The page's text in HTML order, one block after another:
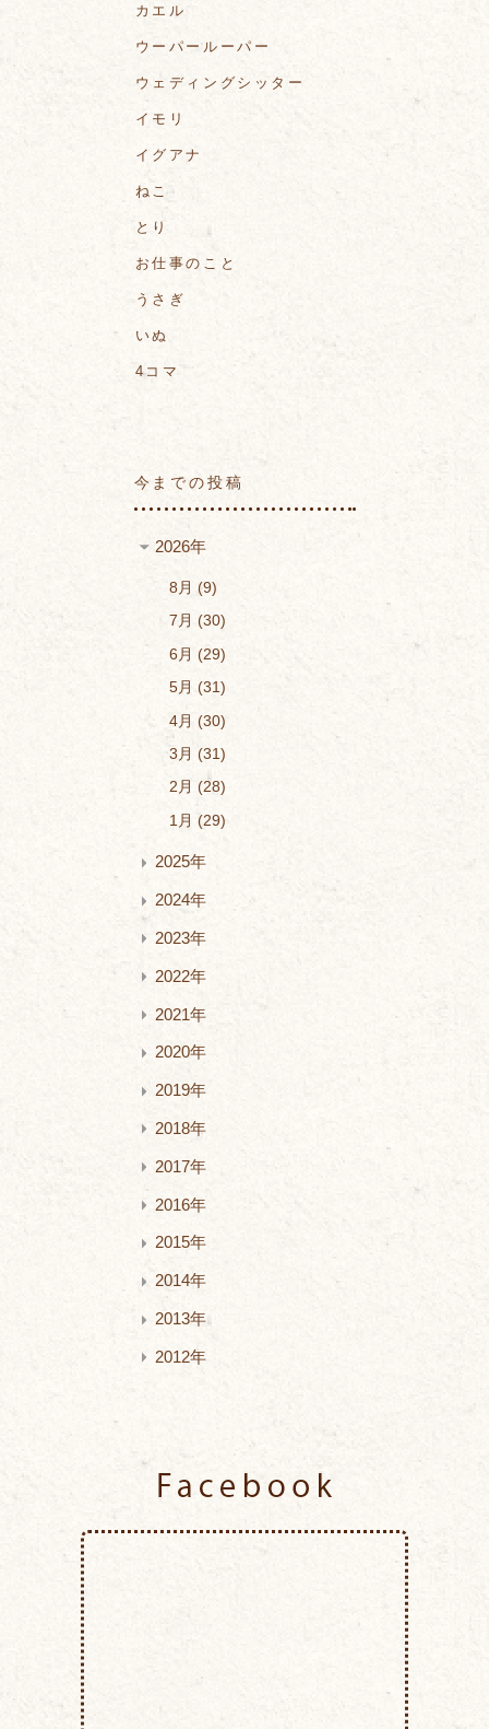
カエル
ウーパールーパー
ウェディングシッター
イモリ
イグアナ
ねこ
とり
お仕事のこと
うさぎ
いぬ
4コマ
今までの投稿
2026年
8月
9
7月
30
6月
29
5月
31
4月
30
3月
31
2月
28
1月
29
2025年
2024年
2023年
2022年
2021年
2020年
2019年
2018年
2017年
2016年
2015年
2014年
2013年
2012年